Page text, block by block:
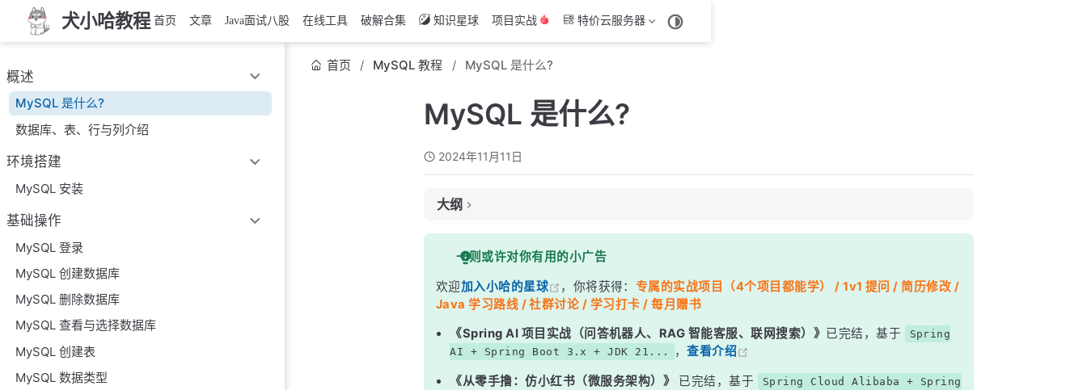
犬小哈教程 首页 文章 Java面试八股 在线工具 破解合集 知识星球 项目实战 特价云服务器
概述
MySQL 是什么?
数据库、表、行与列介绍
环境搭建
MySQL 安装
基础操作
MySQL 登录
MySQL 创建数据库
MySQL 删除数据库
MySQL 查看与选择数据库
MySQL 创建表
MySQL 数据类型
首页 MySQL 教程 MySQL 是什么?
MySQL 是什么?
2024年11月11日
大纲
什么是数据库？
MySQL 是什么？
MySQL 的特点与优势
总结
一则或许对你有用的小广告
欢迎加入小哈的星球 ，你将获得： 专属的实战项目（4个项目都能学） / 1v1 提问 / 简历修改 /
Java 学习路线 / 社群讨论 / 学习打卡 / 每月赠书
《Spring AI 项目实战（问答机器人、RAG 智能客服、联网搜索）》 已完结，基于
Spring
AI + Spring Boot 3.x + JDK 21...
，查看介绍
《从零手撸：仿小红书（微服务架构）》 已完结，基于
Spring Cloud Alibaba + Spring